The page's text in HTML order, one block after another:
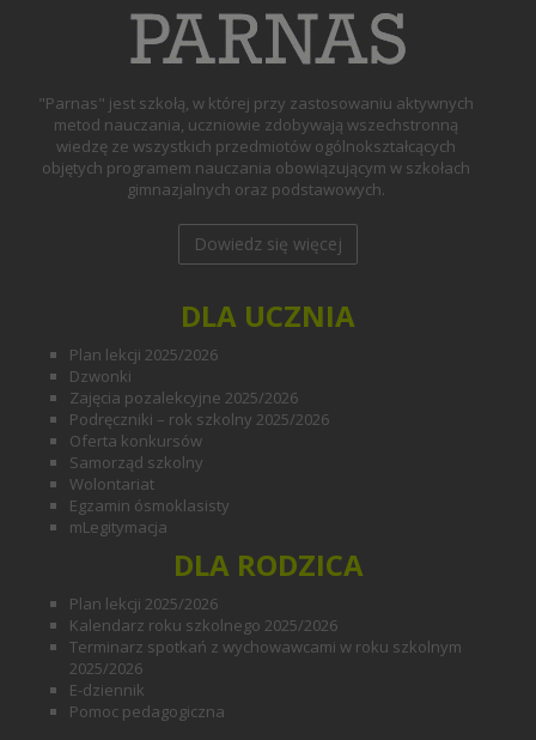
"Parnas" jest szkołą, w której przy zastosowaniu aktywnych
metod nauczania, uczniowie zdobywają wszechstronną
wiedzę ze wszystkich przedmiotów ogólnokształcących
objętych programem nauczania obowiązującym w szkołach
gimnazjalnych oraz podstawowych.
Dowiedz się więcej
DLA UCZNIA
Plan lekcji 2025/2026
Dzwonki
Zajęcia pozalekcyjne 2025/2026
Podręczniki – rok szkolny 2025/2026
Oferta konkursów
Samorząd szkolny
Wolontariat
Egzamin ósmoklasisty
mLegitymacja
DLA RODZICA
Plan lekcji 2025/2026
Kalendarz roku szkolnego 2025/2026
Terminarz spotkań z wychowawcami w roku szkolnym
2025/2026
E-dziennik
Pomoc pedagogiczna